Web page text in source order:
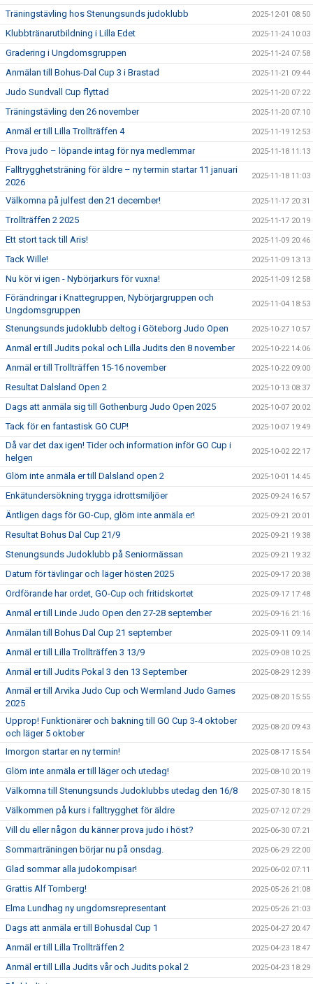
Träningstävling hos Stenungsunds judoklubb 2025-12-01 08:50
Klubbtränarutbildning i Lilla Edet 2025-11-24 10:03
Gradering i Ungdomsgruppen 2025-11-24 07:58
Anmälan till Bohus-Dal Cup 3 i Brastad 2025-11-21 09:44
Judo Sundvall Cup flyttad 2025-11-20 07:22
Träningstävling den 26 november 2025-11-20 07:10
Anmäl er till Lilla Trollträffen 4 2025-11-19 12:53
Prova judo – löpande intag för nya medlemmar 2025-11-18 11:13
Falltrygghetsträning för äldre – ny termin startar 11 januari
2026
2025-11-18 11:03
Välkomna på julfest den 21 december! 2025-11-17 20:31
Trollträffen 2 2025 2025-11-17 20:19
Ett stort tack till Aris! 2025-11-09 20:46
Tack Wille! 2025-11-09 13:13
Nu kör vi igen - Nybörjarkurs för vuxna! 2025-11-09 12:58
Förändringar i Knattegruppen, Nybörjargruppen och
Ungdomsgruppen
2025-11-04 18:53
Stenungsunds judoklubb deltog i Göteborg Judo Open 2025-10-27 10:57
Anmäl er till Judits pokal och Lilla Judits den 8 november 2025-10-22 14:06
Anmäl er till Trollträffen 15-16 november 2025-10-22 09:00
Resultat Dalsland Open 2 2025-10-13 08:37
Dags att anmäla sig till Gothenburg Judo Open 2025 2025-10-07 20:02
Tack för en fantastisk GO CUP! 2025-10-07 19:49
Då var det dax igen! Tider och information inför GO Cup i
helgen
2025-10-02 22:17
Glöm inte anmäla er till Dalsland open 2 2025-10-01 14:45
Enkätundersökning trygga idrottsmiljöer 2025-09-24 16:57
Äntligen dags för GO-Cup, glöm inte anmäla er! 2025-09-21 20:01
Resultat Bohus Dal Cup 21/9 2025-09-21 19:38
Stenungsunds Judoklubb på Seniormässan 2025-09-21 19:32
Datum för tävlingar och läger hösten 2025 2025-09-17 20:38
Ordförande har ordet, GO-Cup och fritidskortet 2025-09-17 17:48
Anmäl er till Linde Judo Open den 27-28 september 2025-09-16 21:16
Anmälan till Bohus Dal Cup 21 september 2025-09-11 09:14
Anmäl er till Lilla Trollträffen 3 13/9 2025-09-08 10:25
Anmäl er till Judits Pokal 3 den 13 September 2025-08-29 12:39
Anmäl er till Arvika Judo Cup och Wermland Judo Games
2025
2025-08-20 15:55
Upprop! Funktionärer och bakning till GO Cup 3-4 oktober
och läger 5 oktober
2025-08-20 09:43
Imorgon startar en ny termin! 2025-08-17 15:54
Glöm inte anmäla er till läger och utedag! 2025-08-10 20:19
Välkomna till Stenungsunds Judoklubbs utedag den 16/8 2025-07-30 18:15
Välkommen på kurs i falltrygghet för äldre 2025-07-12 07:29
Vill du eller någon du känner prova judo i höst? 2025-06-30 07:21
Sommarträningen börjar nu på onsdag. 2025-06-29 22:00
Glad sommar alla judokompisar! 2025-06-02 07:11
Grattis Alf Tornberg! 2025-05-26 21:08
Elma Lundhag ny ungdomsrepresentant 2025-05-26 21:03
Dags att anmäla er till Bohusdal Cup 1 2025-04-27 20:47
Anmäl er till Lilla Trollträffen 2 2025-04-23 18:47
Anmäl er till Lilla Judits vår och Judits pokal 2 2025-04-23 18:29